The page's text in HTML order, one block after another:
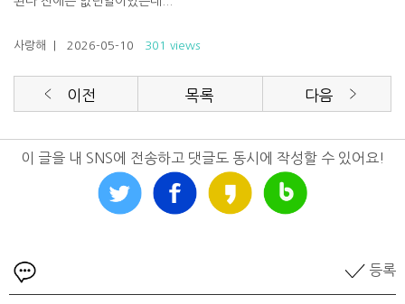
사랑해 | 2026-05-10 301 views
이전 목록 다음
이 글을 내 SNS에 전송하고 댓글도 동시에 작성할 수 있어요!
등록